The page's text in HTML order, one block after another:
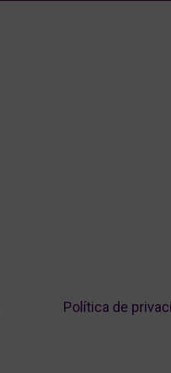
Política de